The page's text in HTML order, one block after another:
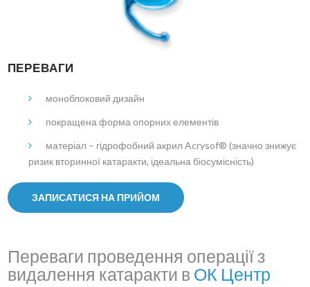
ПЕРЕВАГИ
моноблоковий дизайн
покращена форма опорних елементів
матеріал – гідрофобний акрил Acrysof® (значно знижує
ризик вторинної катаракти, ідеальна біосумісність)
ЗАПИСАТИСЯ НА ПРИЙОМ
Переваги проведення операції з
видалення катаракти в ОК Центр